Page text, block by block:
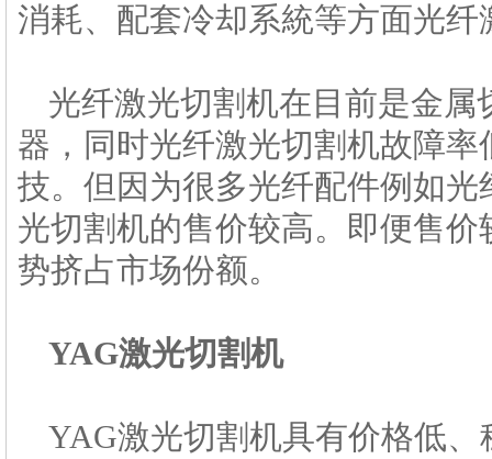
消耗、配套冷却系統等方面光
光纤激光切割机在目前是金
器，同时光纤激光切割机故障
技。但因为很多光纤配件例如
光切割机的售价较高。即便售
势挤占市场份额。
YAG激光切割机
YAG激光切割机具有价格低